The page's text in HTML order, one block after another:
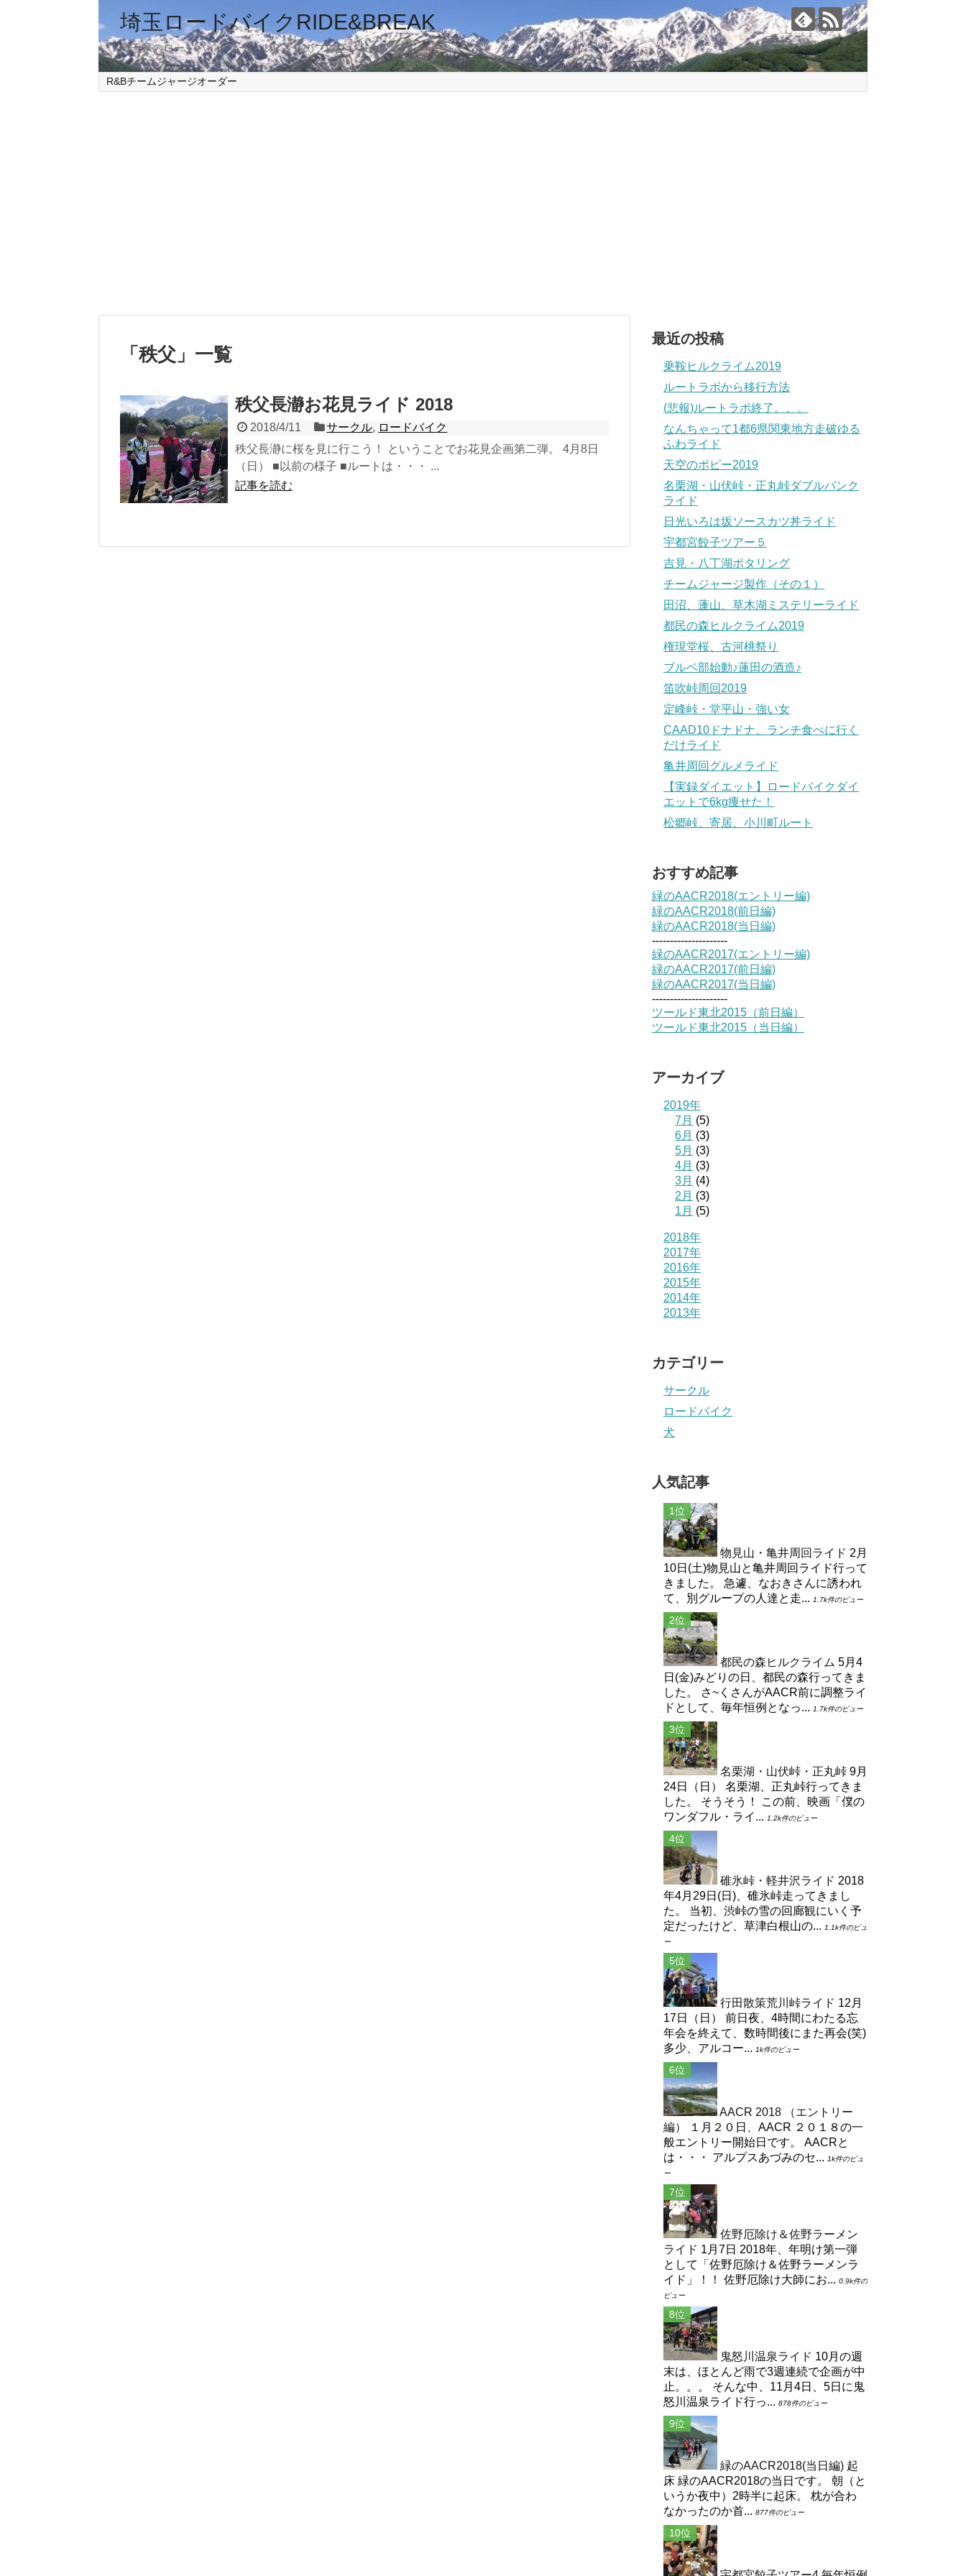
埼玉ロードバイクRIDE&BREAK
埼玉県のロードバイクサークルＲ＆Ｂのブログ
R&Bチームジャージオーダー
「 秩父 」 一覧
秩父長瀞お花見ライド 2018
2018/4/11 サークル, ロードバイク
秩父長瀞に桜を見に行こう！ ということでお花見企画第二弾。 4月8日
（日） ■以前の様子 ■ルートは・・・ ...
記事を読む
最近の投稿
乗鞍ヒルクライム2019
ルートラボから移行方法
(悲報)ルートラボ終了。。。
なんちゃって1都6県関東地方走破ゆる
ふわライド
天空のポピー2019
名栗湖・山伏峠・正丸峠ダブルパンク
ライド
日光いろは坂ソースカツ丼ライド
宇都宮餃子ツアー５
吉見・八丁湖ポタリング
チームジャージ製作（その１）
田沼、蓬山、草木湖ミステリーライド
都民の森ヒルクライム2019
権現堂桜、古河桃祭り
ブルベ部始動♪蓮田の酒造♪
笛吹峠周回2019
定峰峠・堂平山・強い女
CAAD10ドナドナ、ランチ食べに行く
だけライド
亀井周回グルメライド
【実録ダイエット】ロードバイクダイ
エットで6kg痩せた！
松郷峠、寄居、小川町ルート
おすすめ記事
緑のAACR2018(エントリー編)
緑のAACR2018(前日編)
緑のAACR2018(当日編)
---------------------
緑のAACR2017(エントリー編)
緑のAACR2017(前日編)
緑のAACR2017(当日編)
---------------------
ツールド東北2015（前日編）
ツールド東北2015（当日編）
アーカイブ
2019年
7月 (5)
6月 (3)
5月 (3)
4月 (3)
3月 (4)
2月 (3)
1月 (5)
2018年
2017年
2016年
2015年
2014年
2013年
カテゴリー
サークル
ロードバイク
犬
人気記事
物見山・亀井周回ライド 2月
10日(土)物見山と亀井周回ライド行って
きました。 急遽、なおきさんに誘われ
て、別グループの人達と走... 1.7k件のビュー
都民の森ヒルクライム 5月4
日(金)みどりの日、都民の森行ってきま
した。 さ~くさんがAACR前に調整ライ
ドとして、毎年恒例となっ... 1.7k件のビュー
名栗湖・山伏峠・正丸峠 9月
24日（日） 名栗湖、正丸峠行ってきま
した。 そうそう！ この前、映画「僕の
ワンダフル・ライ... 1.2k件のビュー
碓氷峠・軽井沢ライド 2018
年4月29日(日)、碓氷峠走ってきまし
た。 当初、渋峠の雪の回廊観にいく予
定だったけど、草津白根山の... 1.1k件のビュ
ー
行田散策荒川峠ライド 12月
17日（日） 前日夜、4時間にわたる忘
年会を終えて、数時間後にまた再会(笑)
多少、アルコー... 1k件のビュー
AACR 2018 （エントリー
編）
１月２０日、AACR ２０１８の一
般エントリー開始日です。 AACRと
は・・・ アルプスあづみのセ... 1k件のビュ
ー
佐野厄除け＆佐野ラーメン
ライド 1月7日 2018年、年明け第一弾
として「佐野厄除け＆佐野ラーメンラ
イド」！！ 佐野厄除け大師にお... 0.9k件の
ビュー
鬼怒川温泉ライド 10月の週
末は、ほとんど雨で3週連続で企画が中
止。。。 そんな中、11月4日、5日に鬼
怒川温泉ライド行っ... 878件のビュー
緑のAACR2018(当日編) 起
床 緑のAACR2018の当日です。 朝（と
いうか夜中）2時半に起床。 枕が合わ
なかったのか首... 877件のビュー